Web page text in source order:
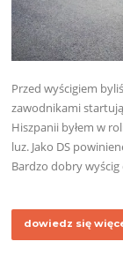
Przed wyścigiem
zawodnikami
Hiszpanii byłem w
luz. Jako DS
Bardzo dobry
dowiedz się